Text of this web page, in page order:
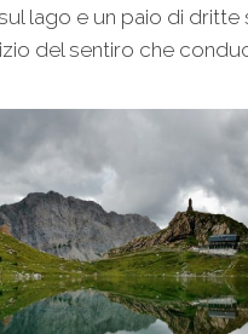
lago e un paio di dritte
del sentiro che